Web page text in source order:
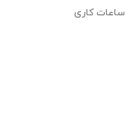
ساعات کاری